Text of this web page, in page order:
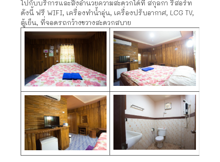
ไปกับบริการและสิ่งอำนวยความสะดวกได้ที่ สกุลกา รีสอร์ท
ดังนี้ ฟรี WIFI, เครื่องทำน้ำอุ่น, เครื่องปรับอากาศ, LCG TV,
ตู้เย็น, ที่จอดรถกว้างขวางสะดวกสบาย